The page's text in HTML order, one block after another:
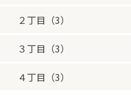
２丁目（3）
３丁目（3）
４丁目（3）